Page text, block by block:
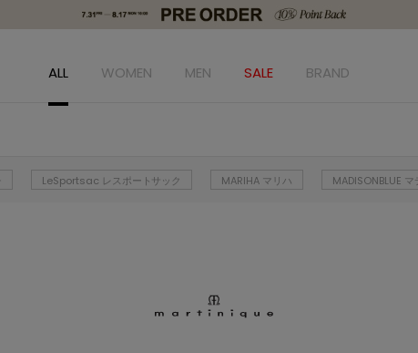
ALL WOMEN MEN SALE BRAND
LeSportsac レスポートサック MARIHA マリハ MADISONBLUE